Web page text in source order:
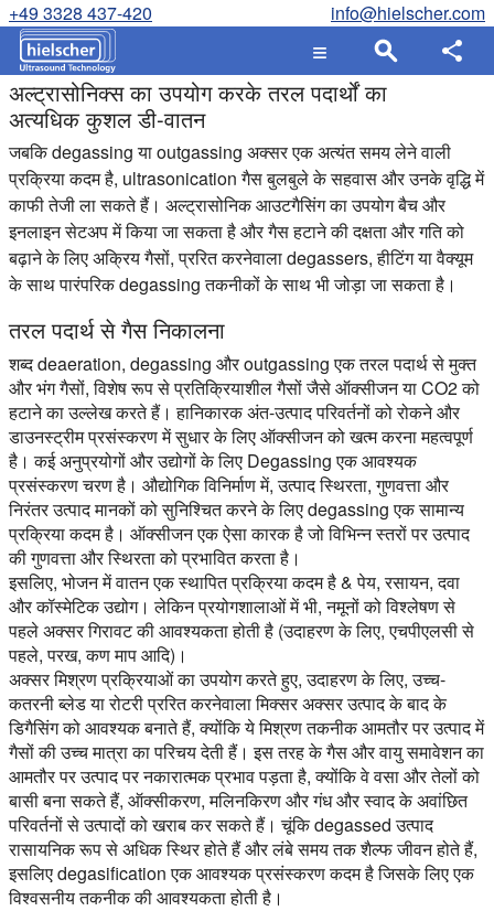
+49 3328 437-420 info@hielscher.com
अल्ट्रासोनिक्स का उपयोग करके तरल पदार्थों का
अत्यधिक कुशल डी-वातन
जबकि degassing या outgassing अक्सर एक अत्यंत समय लेने वाली
प्रक्रिया कदम है, ultrasonication गैस बुलबुले के सहवास और उनके वृद्धि में
काफी तेजी ला सकते हैं। अल्ट्रासोनिक आउटगैसिंग का उपयोग बैच और
इनलाइन सेटअप में किया जा सकता है और गैस हटाने की दक्षता और गति को
बढ़ाने के लिए अक्रिय गैसों, प्ररित करनेवाला degassers, हीटिंग या वैक्यूम
के साथ पारंपरिक degassing तकनीकों के साथ भी जोड़ा जा सकता है।
तरल पदार्थ से गैस निकालना
शब्द deaeration, degassing और outgassing एक तरल पदार्थ से मुक्त
और भंग गैसों, विशेष रूप से प्रतिक्रियाशील गैसों जैसे ऑक्सीजन या CO2 को
हटाने का उल्लेख करते हैं। हानिकारक अंत-उत्पाद परिवर्तनों को रोकने और
डाउनस्ट्रीम प्रसंस्करण में सुधार के लिए ऑक्सीजन को खत्म करना महत्वपूर्ण
है। कई अनुप्रयोगों और उद्योगों के लिए Degassing एक आवश्यक
प्रसंस्करण चरण है। औद्योगिक विनिर्माण में, उत्पाद स्थिरता, गुणवत्ता और
निरंतर उत्पाद मानकों को सुनिश्चित करने के लिए degassing एक सामान्य
प्रक्रिया कदम है। ऑक्सीजन एक ऐसा कारक है जो विभिन्न स्तरों पर उत्पाद
की गुणवत्ता और स्थिरता को प्रभावित करता है।
इसलिए, भोजन में वातन एक स्थापित प्रक्रिया कदम है & पेय, रसायन, दवा
और कॉस्मेटिक उद्योग। लेकिन प्रयोगशालाओं में भी, नमूनों को विश्लेषण से
पहले अक्सर गिरावट की आवश्यकता होती है (उदाहरण के लिए, एचपीएलसी से
पहले, परख, कण माप आदि)।
अक्सर मिश्रण प्रक्रियाओं का उपयोग करते हुए, उदाहरण के लिए, उच्च-
कतरनी ब्लेड या रोटरी प्ररित करनेवाला मिक्सर अक्सर उत्पाद के बाद के
डिगैसिंग को आवश्यक बनाते हैं, क्योंकि ये मिश्रण तकनीक आमतौर पर उत्पाद में
गैसों की उच्च मात्रा का परिचय देती हैं। इस तरह के गैस और वायु समावेशन का
आमतौर पर उत्पाद पर नकारात्मक प्रभाव पड़ता है, क्योंकि वे वसा और तेलों को
बासी बना सकते हैं, ऑक्सीकरण, मलिनकिरण और गंध और स्वाद के अवांछित
परिवर्तनों से उत्पादों को खराब कर सकते हैं। चूंकि degassed उत्पाद
रासायनिक रूप से अधिक स्थिर होते हैं और लंबे समय तक शैल्फ जीवन होते हैं,
इसलिए degasification एक आवश्यक प्रसंस्करण कदम है जिसके लिए एक
विश्वसनीय तकनीक की आवश्यकता होती है।